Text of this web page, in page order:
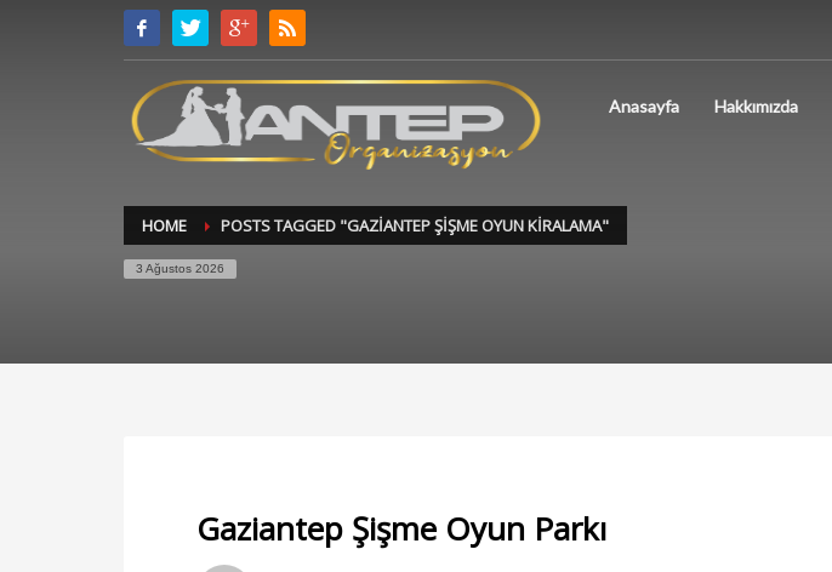
Anasayfa Hakkımızda
HOME POSTS TAGGED "GAZIANTEP ŞIŞME OYUN KIRALAMA"
3 Ağustos 2026
Gaziantep Şişme Oyun Parkı